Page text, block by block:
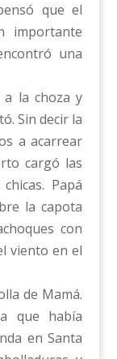
que el
importante
una
a la choza y
Sin decir la
a acarrear
cargó las
Papá
la capota
con
viento en el
de Mamá.
que había
en Santa